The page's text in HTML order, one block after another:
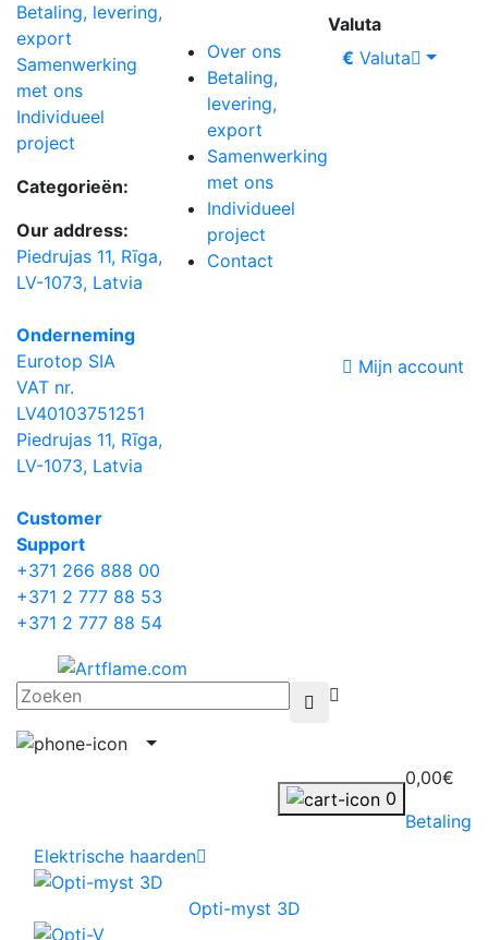
Betaling, levering,
export
Samenwerking
met ons
Individueel
project
Categorieën:
Our address:
Piedrujas 11, Rīga,
LV-1073, Latvia
Onderneming
Eurotop SIA
VAT nr.
LV40103751251
Piedrujas 11, Rīga,
LV-1073, Latvia
Сustomer
Support
+371 266 888 00
+371 2 777 88 53
+371 2 777 88 54
Over ons
Betaling,
levering,
export
Samenwerking
met ons
Individueel
project
Contact
Valuta
€ Valuta
Mijn account
0
0,00€
Betaling
Elektrische haarden
Opti-myst 3D